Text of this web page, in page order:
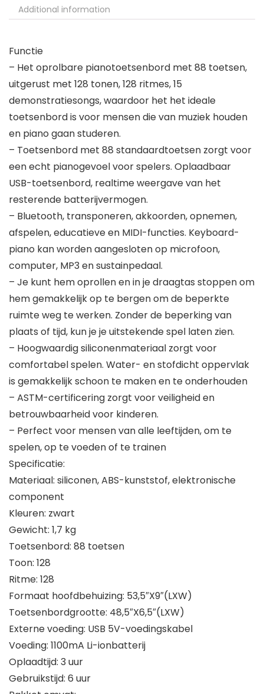
Additional information
Functie
– Het oprolbare pianotoetsenbord met 88 toetsen,
uitgerust met 128 tonen, 128 ritmes, 15
demonstratiesongs, waardoor het het ideale
toetsenbord is voor mensen die van muziek houden
en piano gaan studeren.
– Toetsenbord met 88 standaardtoetsen zorgt voor
een echt pianogevoel voor spelers. Oplaadbaar
USB-toetsenbord, realtime weergave van het
resterende batterijvermogen.
– Bluetooth, transponeren, akkoorden, opnemen,
afspelen, educatieve en MIDI-functies. Keyboard-
piano kan worden aangesloten op microfoon,
computer, MP3 en sustainpedaal.
– Je kunt hem oprollen en in je draagtas stoppen om
hem gemakkelijk op te bergen om de beperkte
ruimte weg te werken. Zonder de beperking van
plaats of tijd, kun je je uitstekende spel laten zien.
– Hoogwaardig siliconenmateriaal zorgt voor
comfortabel spelen. Water- en stofdicht oppervlak
is gemakkelijk schoon te maken en te onderhouden
– ASTM-certificering zorgt voor veiligheid en
betrouwbaarheid voor kinderen.
– Perfect voor mensen van alle leeftijden, om te
spelen, op te voeden of te trainen
Specificatie:
Materiaal: siliconen, ABS-kunststof, elektronische
component
Kleuren: zwart
Gewicht: 1,7 kg
Toetsenbord: 88 toetsen
Toon: 128
Ritme: 128
Formaat hoofdbehuizing: 53,5″X9″(LXW)
Toetsenbordgrootte: 48,5″X6,5″(LXW)
Externe voeding: USB 5V-voedingskabel
Voeding: 1100mA Li-ionbatterij
Oplaadtijd: 3 uur
Gebruikstijd: 6 uur